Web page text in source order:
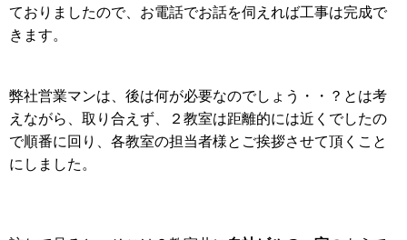
ておりましたので、お電話でお話を伺えれば工事は完成で
きます。
弊社営業マンは、後は何が必要なのでしょう・・？とは考
えながら、取り合えず、２教室は距離的には近くでしたの
で順番に回り、各教室の担当者様とご挨拶させて頂くこと
にしました。